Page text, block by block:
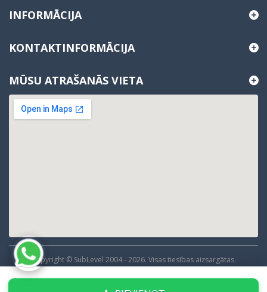
INFORMĀCIJA
KONTAKTINFORMĀCIJA
MŪSU ATRAŠANĀS VIETA
Copyright © SubLevel 2004 -2026. Visas tiesības aizsargātas.